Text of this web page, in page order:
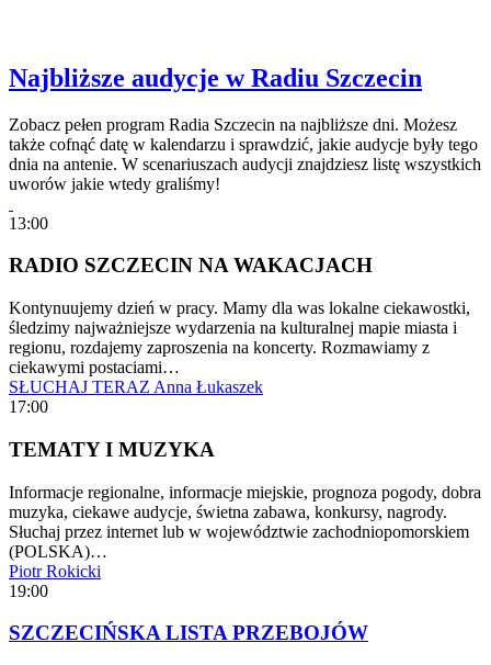
Najbliższe audycje w Radiu Szczecin
Zobacz pełen program Radia Szczecin na najbliższe dni. Możesz
także cofnąć datę w kalendarzu i sprawdzić, jakie audycje były tego
dnia na antenie. W scenariuszach audycji znajdziesz listę wszystkich
uworów jakie wtedy graliśmy!
13:00
RADIO SZCZECIN NA WAKACJACH
Kontynuujemy dzień w pracy. Mamy dla was lokalne ciekawostki,
śledzimy najważniejsze wydarzenia na kulturalnej mapie miasta i
regionu, rozdajemy zaproszenia na koncerty. Rozmawiamy z
ciekawymi postaciami…
SŁUCHAJ TERAZ Anna Łukaszek
17:00
TEMATY I MUZYKA
Informacje regionalne, informacje miejskie, prognoza pogody, dobra
muzyka, ciekawe audycje, świetna zabawa, konkursy, nagrody.
Słuchaj przez internet lub w województwie zachodniopomorskiem
(POLSKA)…
Piotr Rokicki
19:00
SZCZECIŃSKA LISTA PRZEBOJÓW